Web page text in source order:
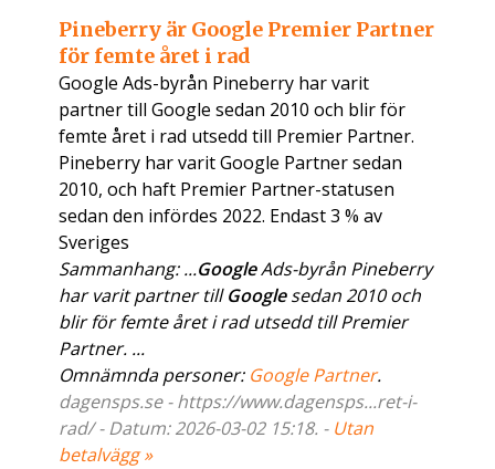
Pineberry är Google Premier Partner
för femte året i rad
Google Ads-byrån Pineberry har varit
partner till Google sedan 2010 och blir för
femte året i rad utsedd till Premier Partner.
Pineberry har varit Google Partner sedan
2010, och haft Premier Partner-statusen
sedan den infördes 2022. Endast 3 % av
Sveriges
Sammanhang: ...GoogleAds-byrån Pineberry
har varit partner tillGooglesedan 2010 och
blir för femte året i rad utsedd till Premier
Partner. ...
Omnämnda personer: Google Partner.
dagensps.se - https://www.dagensps...ret-i-
rad/ - Datum: 2026-03-02 15:18. - Utan
betalvägg »